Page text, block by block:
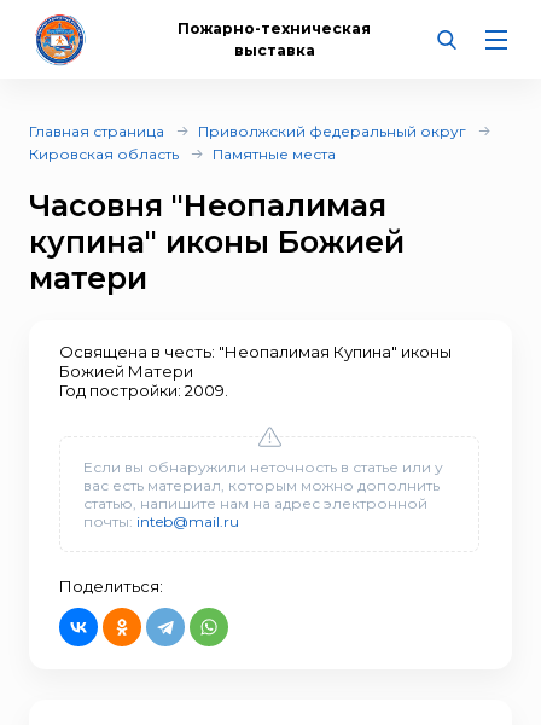
Пожарно-техническая
выставка
Главная страница
Приволжский федеральный округ
Кировская область
Памятные места
Часовня "Неопалимая
купина" иконы Божией
матери
Освящена в честь: "Неопалимая Купина" иконы
Божией Матери
Год постройки: 2009.
Если вы обнаружили неточность в статье или у
вас есть материал, которым можно дополнить
статью, напишите нам на адрес электронной
почты: inteb@mail.ru
Поделиться: